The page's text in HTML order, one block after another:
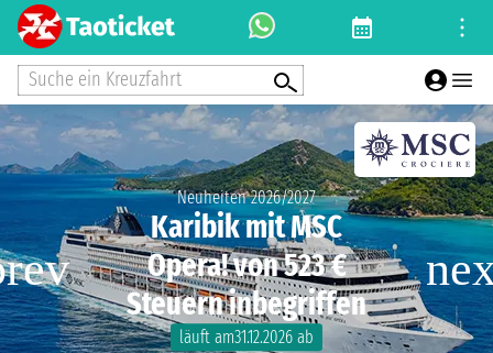
Suche ein Kreuzfahrt
Neuheiten 2026/2027
Karibik mit MSC
Opera! von 523 €
Steuern inbegriffen
läuft am31.12.2026 ab